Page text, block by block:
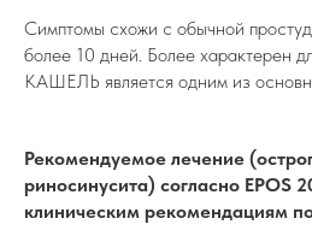
Симптомы схожи с обычной
более 10 дней. Более характерен
КАШЕЛЬ является одним из
Рекомендуемое лечение
риносинусита) согласно EPOS
клиническим рекомендациям